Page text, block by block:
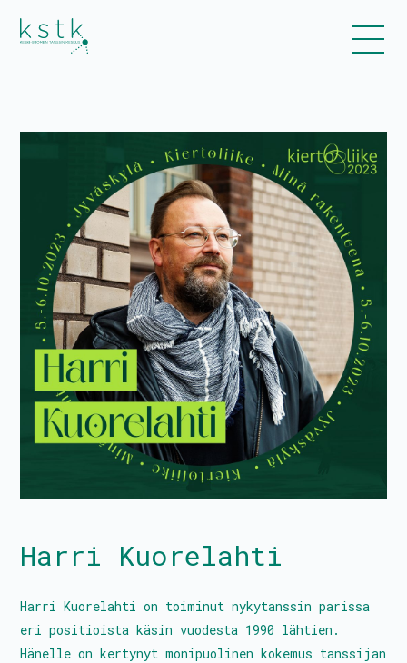
Kalenteri
Ohjelmisto
Liput
Uutiset
Esitykset ja työpajat
Tanssiinkutsu-yleisötyökonsepti
Tanssitaiteilijat
PROtunnit
Blomstedtin sali
Avustukset
Harri Kuorelahti
Harri Kuorelahti on toiminut nykytanssin parissa
eri positioista käsin vuodesta 1990 lähtien.
Hänelle on kertynyt monipuolinen kokemus tanssijan